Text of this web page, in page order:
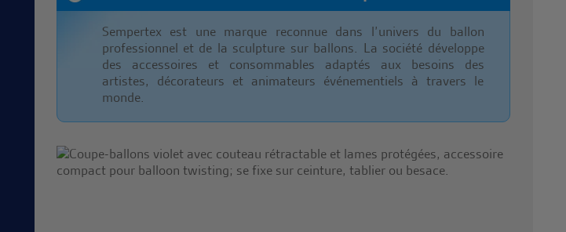
Sempertex est une marque reconnue dans l’univers du ballon
professionnel et de la sculpture sur ballons. La société développe
des accessoires et consommables adaptés aux besoins des
artistes, décorateurs et animateurs événementiels à travers le
monde.